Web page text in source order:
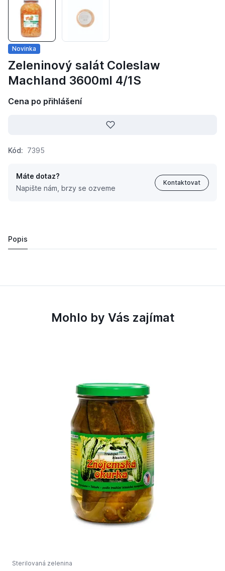
Novinka
Zeleninový salát Coleslaw
Machland 3600ml 4/1S
Cena po přihlášení
Kód: 7395
Máte dotaz?
Napište nám, brzy se ozveme
Kontaktovat
Popis
Mohlo by Vás zajímat
Sterilovaná zelenina